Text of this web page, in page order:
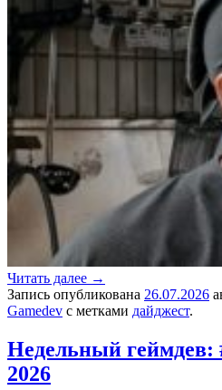
Читать далее →
Запись опубликована 26.07.2026
Gamedev с метками дайджест.
Недельный
2026